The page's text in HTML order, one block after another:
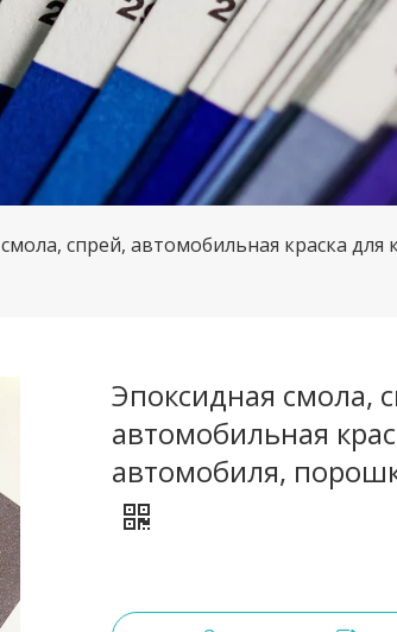
спрей, автомобильная краска для
Эпоксидная смола,
автомобильная
автомобиля,